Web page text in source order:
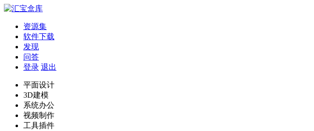
资源集
软件下载
发现
问答
登录 退出
平面设计
3D建模
系统办公
视频制作
工具插件